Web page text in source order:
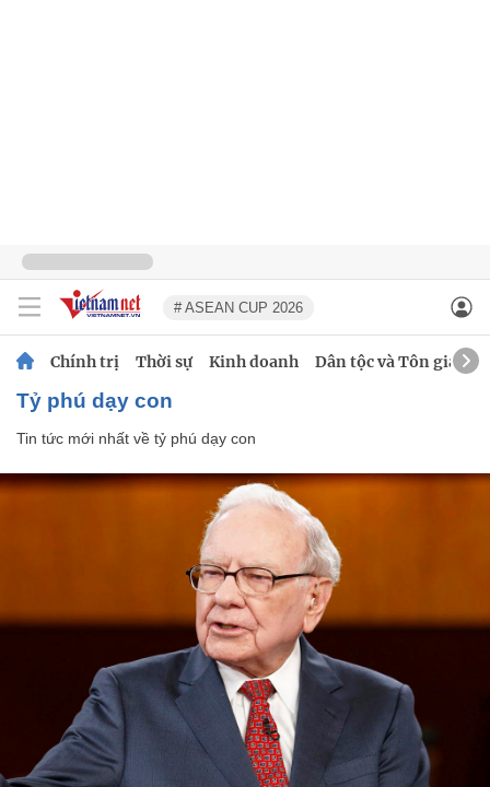
# ASEAN CUP 2026
Chính trị Thời sự Kinh doanh Dân tộc và Tôn giáo
tỷ phú dạy con
Tin tức mới nhất về tỷ phú dạy con